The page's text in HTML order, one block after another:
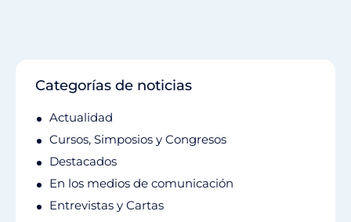
Categorías de noticias
Actualidad
Cursos, Simposios y Congresos
Destacados
En los medios de comunicación
Entrevistas y Cartas